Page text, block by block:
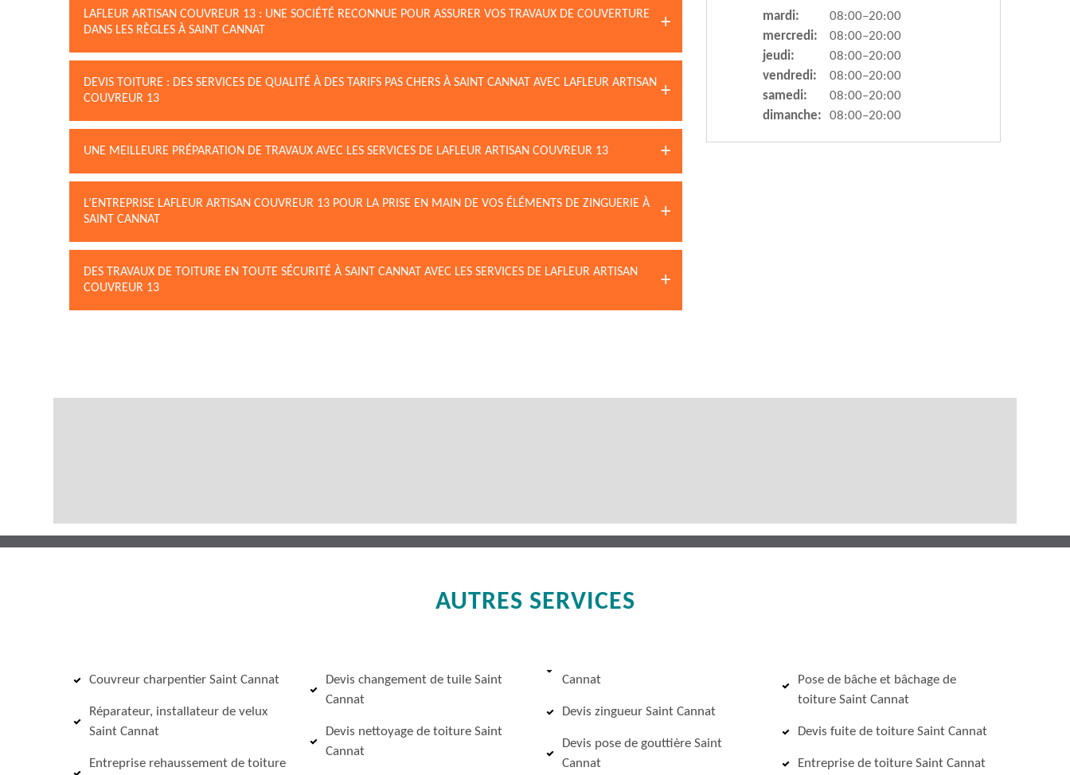
LAFLEUR ARTISAN COUVREUR 13 : UNE SOCIÉTÉ RECONNUE POUR ASSURER VOS TRAVAUX DE COUVERTURE
DANS LES RÈGLES À SAINT CANNAT
DEVIS TOITURE : DES SERVICES DE QUALITÉ À DES TARIFS PAS CHERS À SAINT CANNAT AVEC LAFLEUR ARTISAN
COUVREUR 13
UNE MEILLEURE PRÉPARATION DE TRAVAUX AVEC LES SERVICES DE LAFLEUR ARTISAN COUVREUR 13
L’ENTREPRISE LAFLEUR ARTISAN COUVREUR 13 POUR LA PRISE EN MAIN DE VOS ÉLÉMENTS DE ZINGUERIE À
SAINT CANNAT
DES TRAVAUX DE TOITURE EN TOUTE SÉCURITÉ À SAINT CANNAT AVEC LES SERVICES DE LAFLEUR ARTISAN
COUVREUR 13
mardi:
08:00–20:00
mercredi:
08:00–20:00
jeudi:
08:00–20:00
vendredi:
08:00–20:00
samedi:
08:00–20:00
dimanche:
08:00–20:00
AUTRES SERVICES
Couvreur charpentier Saint Cannat
Réparateur, installateur de velux
Saint Cannat
Entreprise rehaussement de toiture
Devis changement de tuile Saint
Cannat
Devis nettoyage de toiture Saint
Cannat
Cannat
Devis zingueur Saint Cannat
Devis pose de gouttière Saint
Cannat
Pose de bâche et bâchage de
toiture Saint Cannat
Devis fuite de toiture Saint Cannat
Entreprise de toiture Saint Cannat